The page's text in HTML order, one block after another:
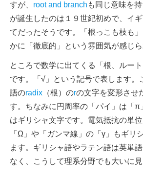
すが、 root and branch も同じ意味を
が誕生したのは１９世紀初めで、イ
てだったそうです。「根っこも枝も
かに「徹底的」という雰囲気が感じら
ところで数学に出てくる「根、ルー
です。「√」という記号で表します。
語のradix （根）のrの文字を変形させ
す。ちなみに円周率の「パイ」は「π
はギリシャ文字です。電気抵抗の単
「Ω」や「ガンマ線」の「γ」もギリ
ます。ギリシャ語やラテン語は英単
なく、こうして理系分野でも大いに見